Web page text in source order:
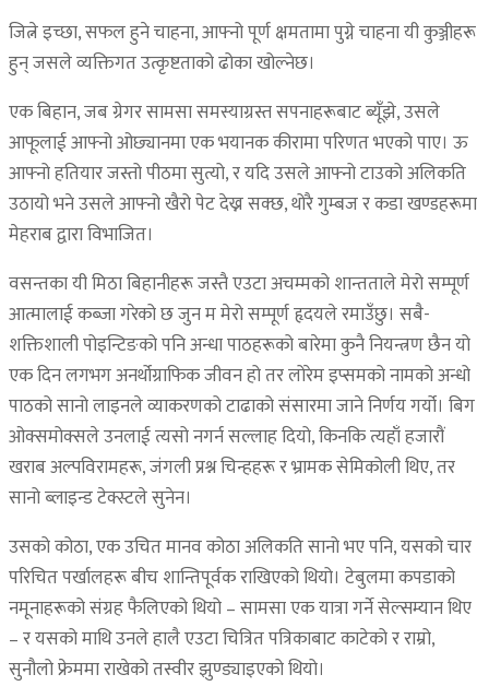
जित्ने इच्छा, सफल हुने चाहना, आफ्नो पूर्ण क्षमतामा पुग्ने चाहना यी कुञ्जीहरू
हुन् जसले व्यक्तिगत उत्कृष्टताको ढोका खोल्नेछ।
एक बिहान, जब ग्रेगर सामसा समस्याग्रस्त सपनाहरूबाट ब्यूँझे, उसले
आफूलाई आफ्नो ओछ्यानमा एक भयानक कीरामा परिणत भएको पाए। ऊ
आफ्नो हतियार जस्तो पीठमा सुत्यो, र यदि उसले आफ्नो टाउको अलिकति
उठायो भने उसले आफ्नो खैरो पेट देख्न सक्छ, थोरै गुम्बज र कडा खण्डहरूमा
मेहराब द्वारा विभाजित।
वसन्तका यी मिठा बिहानीहरू जस्तै एउटा अचम्मको शान्तताले मेरो सम्पूर्ण
आत्मालाई कब्जा गरेको छ जुन म मेरो सम्पूर्ण हृदयले रमाउँछु। सबै-
शक्तिशाली पोइन्टिङको पनि अन्धा पाठहरूको बारेमा कुनै नियन्त्रण छैन यो
एक दिन लगभग अनर्थोग्राफिक जीवन हो तर लोरेम इप्समको नामको अन्धो
पाठको सानो लाइनले व्याकरणको टाढाको संसारमा जाने निर्णय गर्यो। बिग
ओक्समोक्सले उनलाई त्यसो नगर्न सल्लाह दियो, किनकि त्यहाँ हजारौं
खराब अल्पविरामहरू, जंगली प्रश्न चिन्हहरू र भ्रामक सेमिकोली थिए, तर
सानो ब्लाइन्ड टेक्स्टले सुनेन।
उसको कोठा, एक उचित मानव कोठा अलिकति सानो भए पनि, यसको चार
परिचित पर्खालहरू बीच शान्तिपूर्वक राखिएको थियो। टेबुलमा कपडाको
नमूनाहरूको संग्रह फैलिएको थियो – सामसा एक यात्रा गर्ने सेल्सम्यान थिए
– र यसको माथि उनले हालै एउटा चित्रित पत्रिकाबाट काटेको र राम्रो,
सुनौलो फ्रेममा राखेको तस्वीर झुण्ड्याइएको थियो।